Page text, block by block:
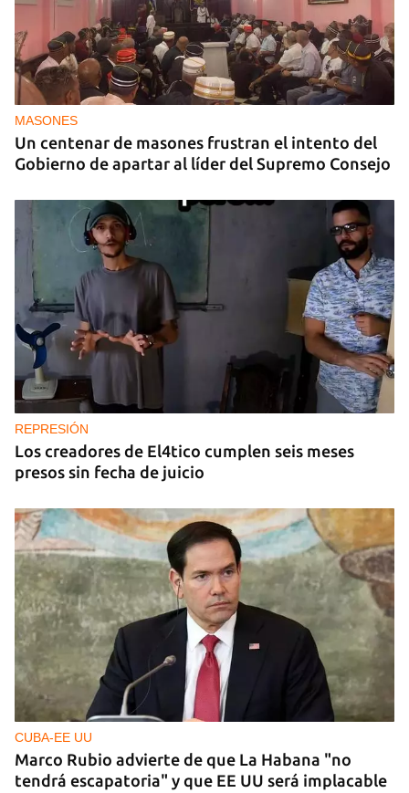
MASONES
Un centenar de masones frustran el intento del
Gobierno de apartar al líder del Supremo Consejo
REPRESIÓN
Los creadores de El4tico cumplen seis meses
presos sin fecha de juicio
CUBA-EE UU
Marco Rubio advierte de que La Habana "no
tendrá escapatoria" y que EE UU será implacable